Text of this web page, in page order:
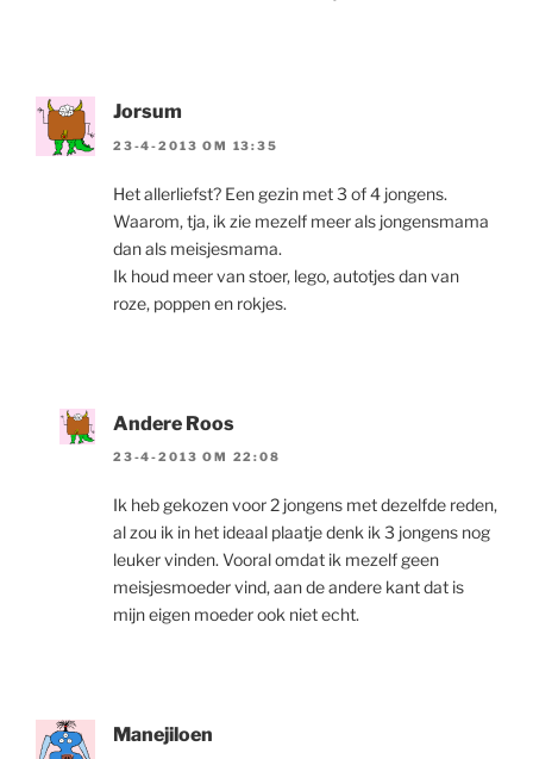
Jorsum
23-4-2013 OM 13:35
Het allerliefst? Een gezin met 3 of 4 jongens.
Waarom, tja, ik zie mezelf meer als jongensmama
dan als meisjesmama.
Ik houd meer van stoer, lego, autotjes dan van
roze, poppen en rokjes.
Andere Roos
23-4-2013 OM 22:08
Ik heb gekozen voor 2 jongens met dezelfde reden,
al zou ik in het ideaal plaatje denk ik 3 jongens nog
leuker vinden. Vooral omdat ik mezelf geen
meisjesmoeder vind, aan de andere kant dat is
mijn eigen moeder ook niet echt.
Manejiloen